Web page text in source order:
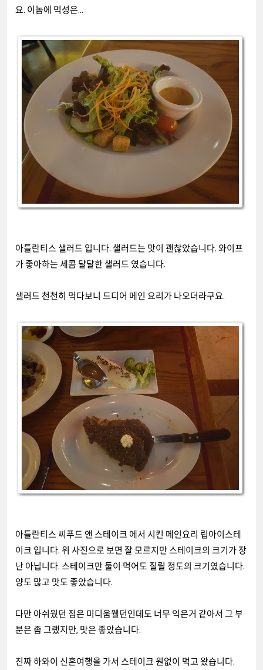
요. 이놈에 먹성은...
아틀란티스 샐러드 입니다. 샐러드는 맛이 괜찮았습니다. 와이프
가 좋아하는 세콤 달달한 샐러드 였습니다.
샐러드 천천히 먹다보니 드디어 메인 요리가 나오더라구요.
아틀란티스 씨푸드 앤 스테이크 에서 시킨 메인요리 립아이스테
이크 입니다. 위 사진으로 보면 잘 모르지만 스테이크의 크기가 장
난 아닙니다. 스테이크만 둘이 먹어도 질릴 정도의 크기였습니다.
양도 많고 맛도 좋았습니다.
다만 아쉬웠던 점은 미디움웰던인데도 너무 익은거 같아서 그 부
분은 좀 그랬지만, 맛은 좋았습니다.
진짜 하와이 신혼여행을 가서 스테이크 원없이 먹고 왔습니다.